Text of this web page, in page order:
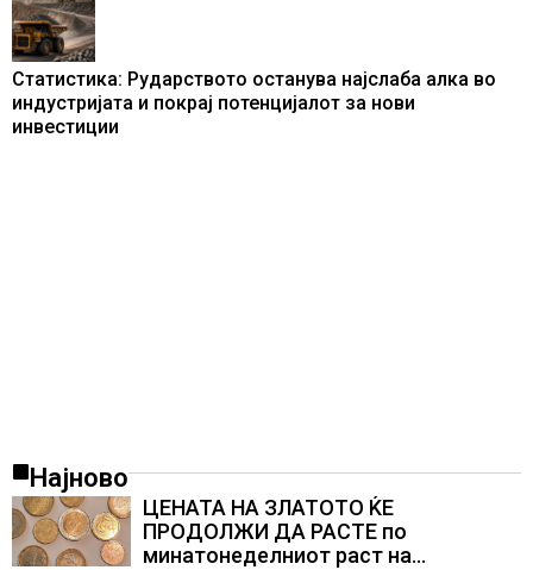
Статистика: Рударството останува најслаба алка во
индустријата и покрај потенцијалот за нови
инвестиции
Најново
ЦЕНАТА НА ЗЛАТОТО ЌЕ
ПРОДОЛЖИ ДА РАСТЕ по
минатонеделниот раст на